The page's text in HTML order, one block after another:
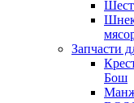
Запчасти
Бош